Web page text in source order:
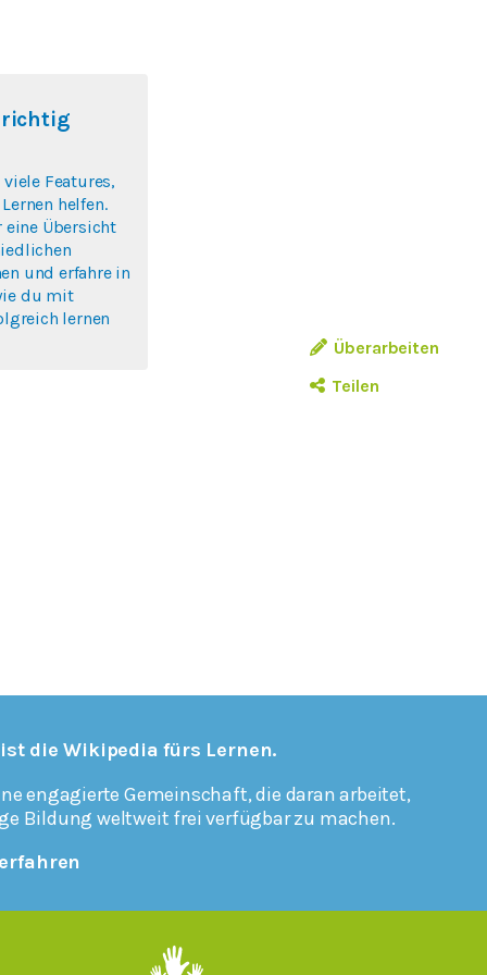
Überarbeiten
Teilen
richtig
Features,
helfen.
Übersicht
und erfahre in
du mit
lernen
die Wikipedia fürs Lernen.
engagierte Gemeinschaft, die daran arbeitet,
Bildung weltweit frei verfügbar zu machen.